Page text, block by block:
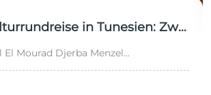
5-tägige Kulturrundreise in Tunesien: Zwischen Rom, der Sahara und UNESCO-Schätzen
Mourad Djerba Menzel...